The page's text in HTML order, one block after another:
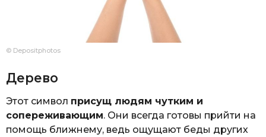
© Depositphotos
Дерево
Этот символ присущ людям чутким и
сопереживающим. Они всегда готовы прийти на
помощь ближнему, ведь ощущают беды других